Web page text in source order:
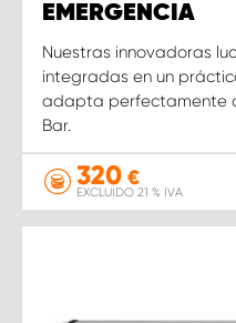
EMERGENCIA
Nuestras innovadoras
integradas en un
adapta perfectamente
Bar.
320 €
EXCLUIDO 21 % IVA